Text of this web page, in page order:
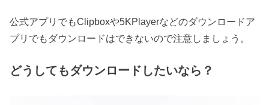
公式アプリでもClipboxや5KPlayerなどのダウンロードア
プリでもダウンロードはできないので注意しましょう。
どうしてもダウンロードしたいなら？